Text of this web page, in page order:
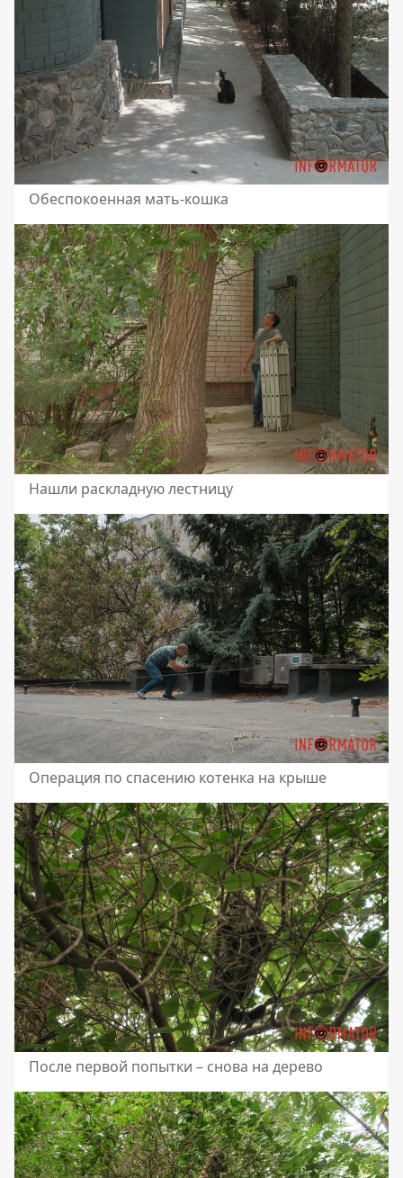
Обеспокоенная мать-кошка
Нашли раскладную лестницу
Операция по спасению котенка на крыше
После первой попытки – снова на дерево